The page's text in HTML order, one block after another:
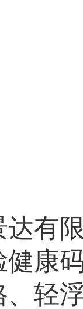
达有
健康
、轻